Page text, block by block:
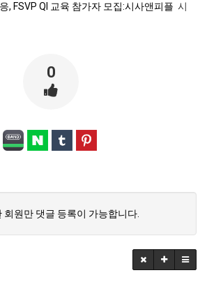
, FSVP QI 교육 참가자 모집:시사앤피플 시
0
회원만 댓글 등록이 가능합니다.